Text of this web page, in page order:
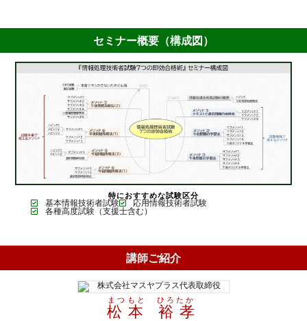
セミナー概要（構成図）
特におすすめな試験区分
基本情報技術者試験
応用情報技術者試験
各種高度試験（支援士含む）
講師ご紹介
まつもと ひろたか
松本 裕孝